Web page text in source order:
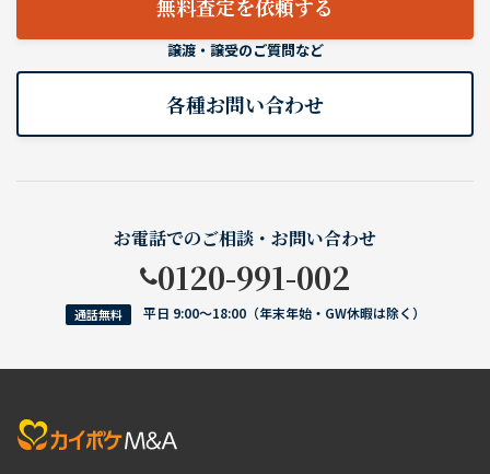
無料査定を依頼する
譲渡・譲受のご質問など
各種お問い合わせ
お電話でのご相談・お問い合わせ
0120-991-002
通話無料 平日 9:00〜18:00（年末年始・GW休暇は除く）